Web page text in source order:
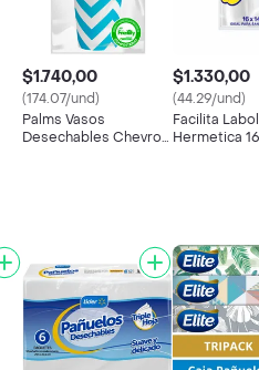
$1.740,00
(174.07/und)
Palms Vasos
Desechables Chevron
$1.330,00
(44.29/und)
Facilita
Hermetica